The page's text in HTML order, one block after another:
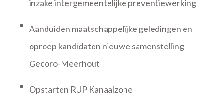
inzake intergemeentelijke preventiewerking
Aanduiden maatschappelijke geledingen en
oproep kandidaten nieuwe samenstelling
Gecoro-Meerhout
Opstarten RUP Kanaalzone